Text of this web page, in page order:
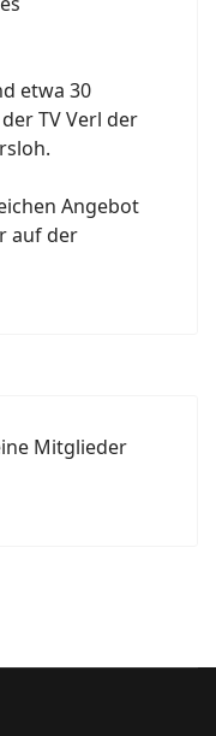
etwa 30
TV Verl der
Angebot
auf der
Mitglieder